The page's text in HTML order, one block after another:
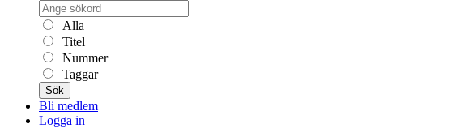
Alla
Titel
Nummer
Taggar
Sök
Bli medlem
Logga in